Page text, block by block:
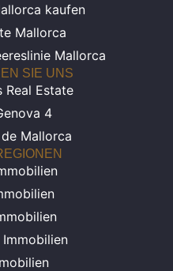
kaufen
Mallorca
Mallorca
SIE UNS
Real Estate
4
Mallorca
Immobilien